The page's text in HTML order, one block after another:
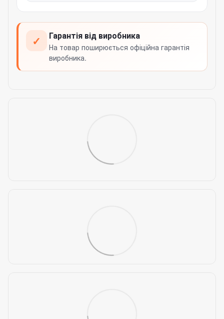
✓ Гарантія від виробника
На товар поширюється офіційна гарантія
виробника.